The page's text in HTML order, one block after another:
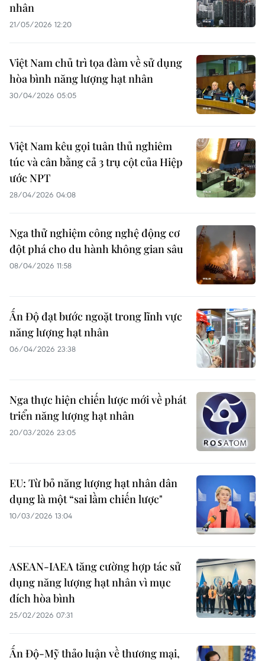
nhân
21/05/2026 12:20
Việt Nam chủ trì tọa đàm về sử dụng
hòa bình năng lượng hạt nhân
30/04/2026 05:05
Việt Nam kêu gọi tuân thủ nghiêm
túc và cân bằng cả 3 trụ cột của Hiệp
ước NPT
28/04/2026 04:08
Nga thử nghiệm công nghệ động cơ
đột phá cho du hành không gian sâu
08/04/2026 11:58
Ấn Độ đạt bước ngoặt trong lĩnh vực
năng lượng hạt nhân
06/04/2026 23:38
Nga thực hiện chiến lược mới về phát
triển năng lượng hạt nhân
20/03/2026 23:05
EU: Từ bỏ năng lượng hạt nhân dân
dụng là một “sai lầm chiến lược"
10/03/2026 13:04
ASEAN-IAEA tăng cường hợp tác sử
dụng năng lượng hạt nhân vì mục
đích hòa bình
25/02/2026 07:31
Ấn Độ-Mỹ thảo luận về thương mại,